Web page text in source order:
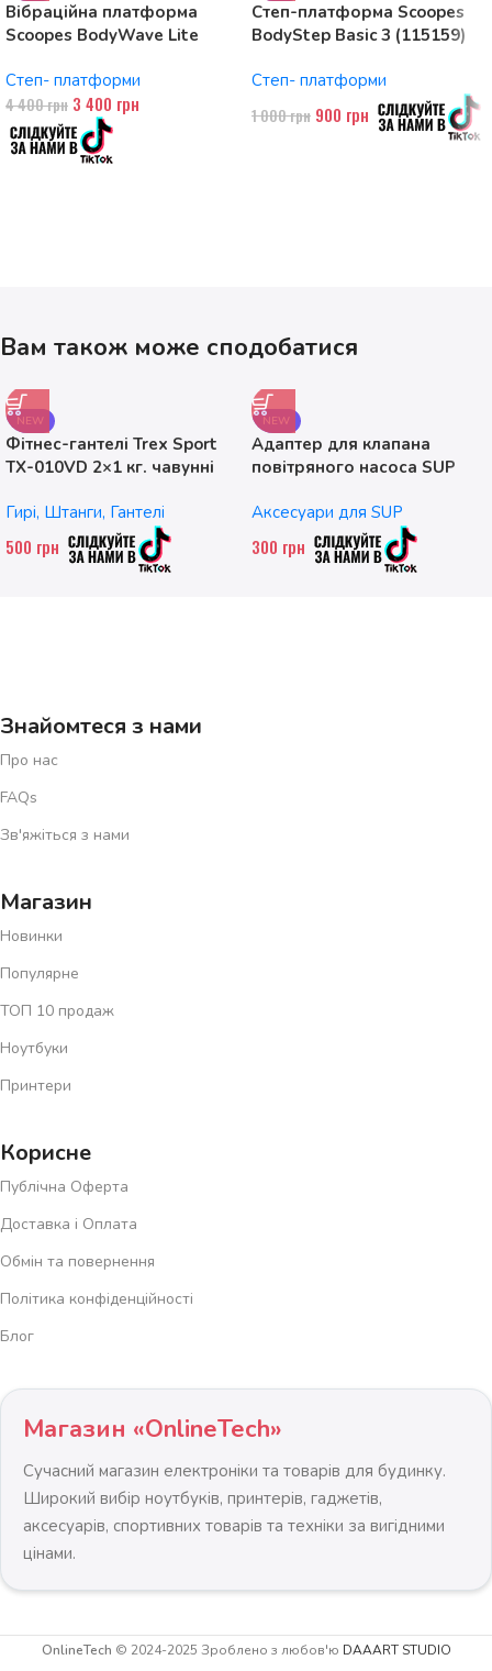
Вібраційна платформа
Scoopes BodyWave Lite
Степ- платформи
4 400грн 3 400 грн
Степ-платформа Scoopes
BodyStep Basic 3 (115159)
рівні
Степ- платформи
1 000грн 900 грн
Вам також може сподобатися
NEW
Фітнес-гантелі Trex Sport
TX-010VD 2×1 кг. чавунні
Гирі, Штанги, Гантелі
500 грн
NEW
Адаптер для клапана
повітряного насоса SUP
Аксесуари для SUP
300 грн
Знайомтеся з нами
Про нас
FAQs
Зв'яжіться з нами
Магазин
Новинки
Популярне
ТОП 10 продаж
Ноутбуки
Принтери
Корисне
Публічна Оферта
Доставка і Оплата
Обмін та повернення
Політика конфіденційності
Блог
Магазин «OnlineTech»
Сучасний магазин електроніки та товарів для будинку.
Широкий вибір ноутбуків, принтерів, гаджетів,
аксесуарів, спортивних товарів та техніки за вигідними
цінами.
OnlineTech © 2024-2025 Зроблено з любов'ю DAAART STUDIO
Металевий
складський